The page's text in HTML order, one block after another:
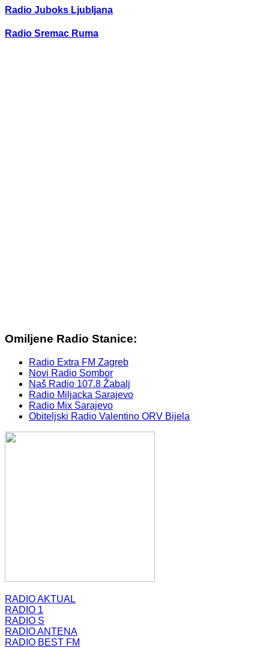
Radio Juboks Ljubljana
Radio Sremac Ruma
Omiljene Radio Stanice:
Radio Extra FM Zagreb
Novi Radio Sombor
Naš Radio 107.8 Žabalj
Radio Miljacka Sarajevo
Radio Mix Sarajevo
Obiteljski Radio Valentino ORV Bijela
RADIO AKTUAL
RADIO 1
RADIO S
RADIO ANTENA
RADIO BEST FM